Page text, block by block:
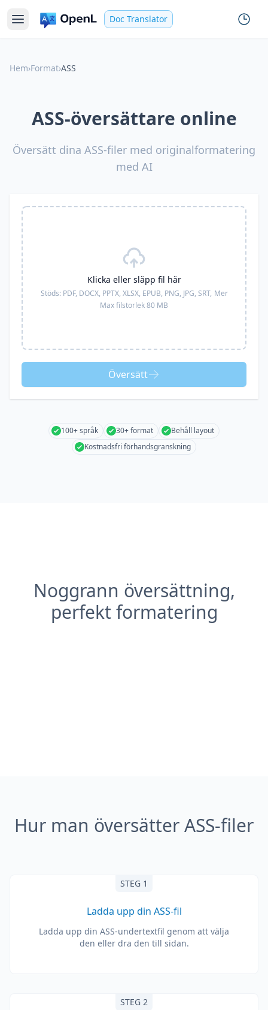
Doc Translator
Hem›Format›ASS
ASS-översättare online
Översätt dina ASS-filer med originalformatering
med AI
Klicka eller släpp fil här
Stöds: PDF, DOCX, PPTX, XLSX, EPUB, PNG, JPG, SRT, Mer
Max filstorlek 80 MB
Översätt
100+ språk 30+ format
Behåll layout
Kostnadsfri förhandsgranskning
Noggrann översättning,
perfekt formatering
Hur man översätter ASS-filer
STEG 1
Ladda upp din ASS-fil
Ladda upp din ASS-undertextfil genom att välja
den eller dra den till sidan.
STEG 2